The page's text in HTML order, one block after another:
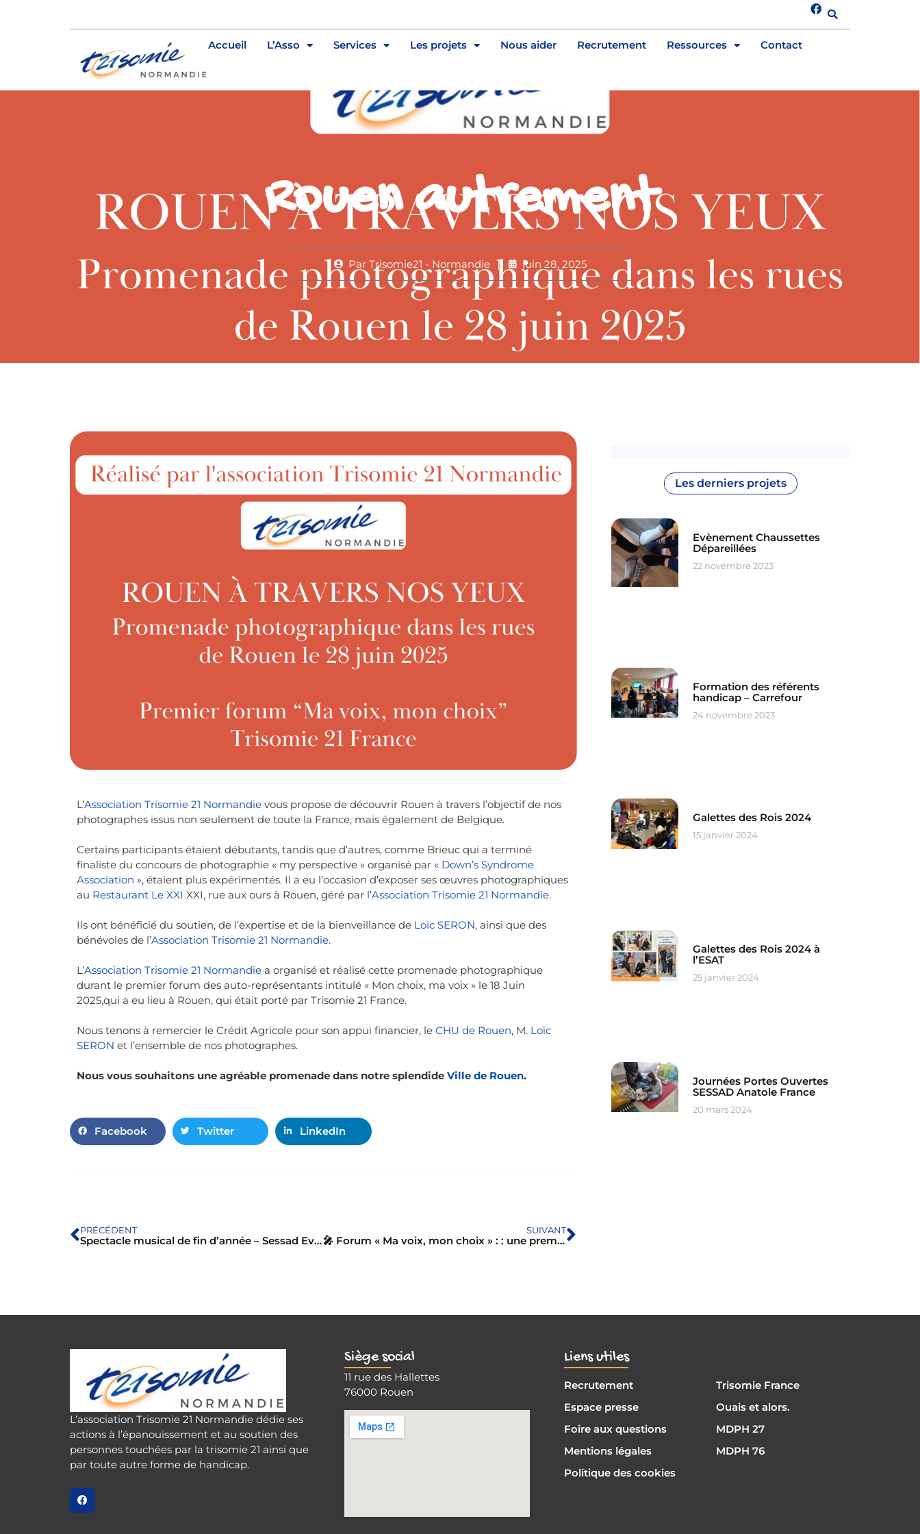
Accueil L’Asso Services Les projets Nous aider Recrutement Ressources Contact
Rouen autrement
ParTrisomie21 - Normandie juin 28, 2025
L’Association Trisomie 21 Normandie vous propose de découvrir Rouen à travers l’objectif de nos
photographes issus non seulement de toute la France, mais également de Belgique.
Certains participants étaient débutants, tandis que d’autres, comme Brieuc qui a terminé
finaliste du concours de photographie « my perspective » organisé par « Down’s Syndrome
Association », étaient plus expérimentés. Il a eu l’occasion d’exposer ses œuvres photographiques
au Restaurant Le XXI XXI, rue aux ours à Rouen, géré par l’Association Trisomie 21 Normandie.
Ils ont bénéficié du soutien, de l’expertise et de la bienveillance de Loïc SERON, ainsi que des
bénévoles de l’Association Trisomie 21 Normandie.
L’Association Trisomie 21 Normandie a organisé et réalisé cette promenade photographique
durant le premier forum des auto-représentants intitulé « Mon choix, ma voix » le 18 Juin
2025,qui a eu lieu à Rouen, qui était porté par Trisomie 21 France.
Nous tenons à remercier le Crédit Agricole pour son appui financier, le CHU de Rouen, M. Loïc
SERON et l’ensemble de nos photographes.
Nous vous souhaitons une agréable promenade dans notre splendide Ville de Rouen.
Facebook Twitter LinkedIn
PRÉCÉDENT
Spectacle musical de fin d’année – Sessad Evreux
SUIVANT
🎤 Forum « Ma voix, mon choix » : : une première retentissante à Rouen ! 🎉
Les derniers projets
Evènement Chaussettes
Dépareillées
22 novembre 2023
Formation des référents
handicap – Carrefour
24 novembre 2023
Galettes des Rois 2024
15 janvier 2024
Galettes des Rois 2024 à
l’ESAT
25 janvier 2024
Journées Portes Ouvertes
SESSAD Anatole France
20 mars 2024
L’association Trisomie 21 Normandie dédie ses
actions à l’épanouissement et au soutien des
personnes touchées par la trisomie 21 ainsi que
par toute autre forme de handicap.
Siège social
11 rue des Hallettes
76000 Rouen
Liens utiles
Recrutement
Espace presse
Foire aux questions
Mentions légales
Politique des cookies
Trisomie France
Ouais et alors.
MDPH 27
MDPH 76